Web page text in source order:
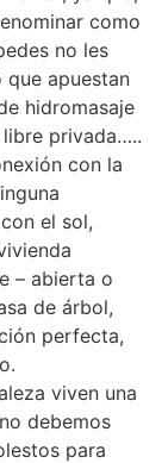
como
no les
que apuestan
hidromasaje
privada…..
con la
el sol,
– abierta o
de árbol,
perfecta,
viven una
debemos
para